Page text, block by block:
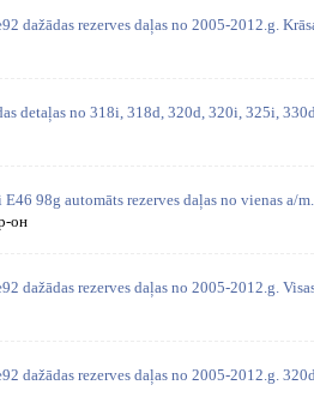
dažādas rezerves daļas no 2005-2012.g.
detaļas no 318i, 318d, 320d, 320i, 325i,
98g automāts rezerves daļas no vienas a/
он
dažādas rezerves daļas no 2005-2012.g.
dažādas rezerves daļas no 2005-2012.g.